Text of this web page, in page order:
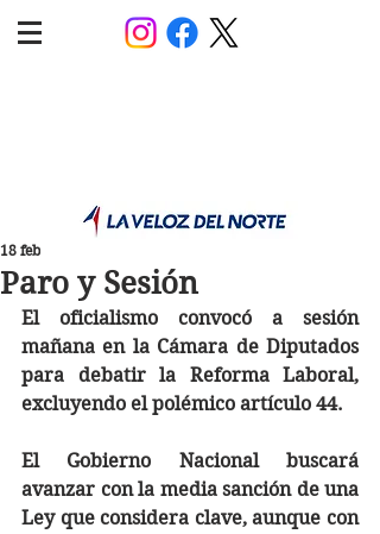
Paro y Sesión
18 feb
El oficialismo convocó a sesión
mañana en la Cámara de Diputados
para debatir la Reforma Laboral,
excluyendo el polémico artículo 44.
El Gobierno Nacional buscará
avanzar con la media sanción de una
Ley que considera clave, aunque con